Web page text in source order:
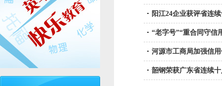
阳江24企业获评省连
“老字号”“重合同守信
河源市工商局加强信
韶钢荣获广东省连续